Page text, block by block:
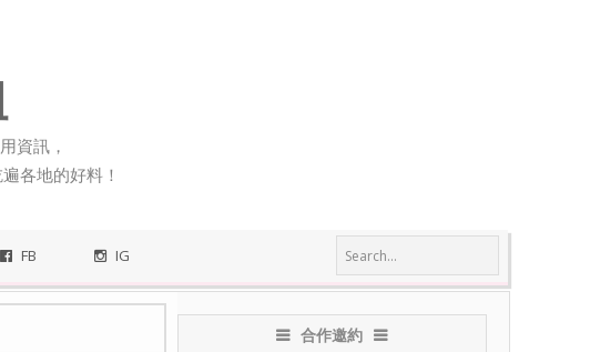
資訊，
各地的好料！
FB IG
合作邀約